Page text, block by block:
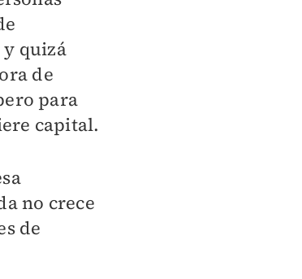
quizá
de
para
capital.
no crece
de